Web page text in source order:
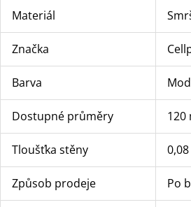
Materiál
Značka
Barva
Dostupné průměry 120
Tloušťka stěny
Způsob prodeje Po